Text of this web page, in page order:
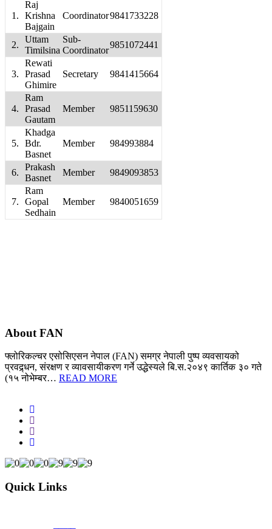
1.
Raj
Krishna
Bajgain
Coordinator9841733228
2.
Uttam
Timilsina
Sub-
Coordinator
9851072441
3.
Rewati
Prasad
Ghimire
Secretary 9841415664
4.
Ram
Prasad
Gautam
Member 9851159630
5.
Khadga
Bdr.
Basnet
Member 984993884
6.
Prakash
Basnet
Member 9849093853
7.
Ram
Gopal
Sedhain
Member 9840051659
About FAN
फ्लोरिकल्चर एसोसिएसन नेपाल (FAN) समग्र नेपाली पुष्प व्यवसायको
प्रवद्र्धन, संरक्षण र व्यावसायीकरण गर्ने उद्धेस्यले बि.स.२०४९ कार्तिक ३० गते
(१५ नोभेम्बर… READ MORE
Quick Links